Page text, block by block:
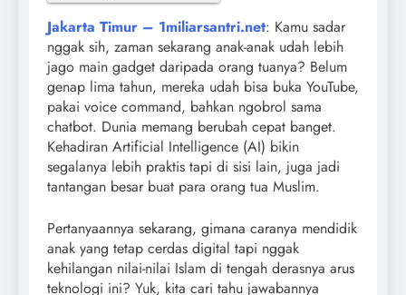
Jakarta Timur – 1miliarsantri.net: Kamu sadar
nggak sih, zaman sekarang anak-anak udah lebih
jago main gadget daripada orang tuanya? Belum
genap lima tahun, mereka udah bisa buka YouTube,
pakai voice command, bahkan ngobrol sama
chatbot. Dunia memang berubah cepat banget.
Kehadiran Artificial Intelligence (AI) bikin
segalanya lebih praktis tapi di sisi lain, juga jadi
tantangan besar buat para orang tua Muslim.
Pertanyaannya sekarang, gimana caranya mendidik
anak yang tetap cerdas digital tapi nggak
kehilangan nilai-nilai Islam di tengah derasnya arus
teknologi ini? Yuk, kita cari tahu jawabannya